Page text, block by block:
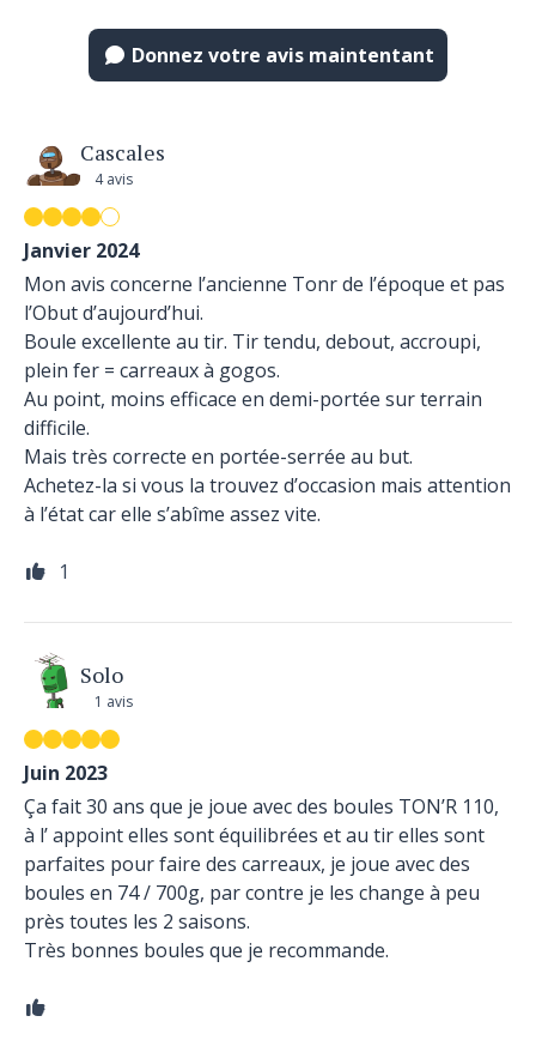
Donnez votre avis maintentant
Cascales
4 avis
Janvier 2024
Mon avis concerne l’ancienne Tonr de l’époque et pas
l’Obut d’aujourd’hui.
Boule excellente au tir. Tir tendu, debout, accroupi,
plein fer = carreaux à gogos.
Au point, moins efficace en demi-portée sur terrain
difficile.
Mais très correcte en portée-serrée au but.
Achetez-la si vous la trouvez d’occasion mais attention
à l’état car elle s’abîme assez vite.
1
Solo
1 avis
Juin 2023
Ça fait 30 ans que je joue avec des boules TON’R 110,
à l’ appoint elles sont équilibrées et au tir elles sont
parfaites pour faire des carreaux, je joue avec des
boules en 74 / 700g, par contre je les change à peu
près toutes les 2 saisons.
Très bonnes boules que je recommande.